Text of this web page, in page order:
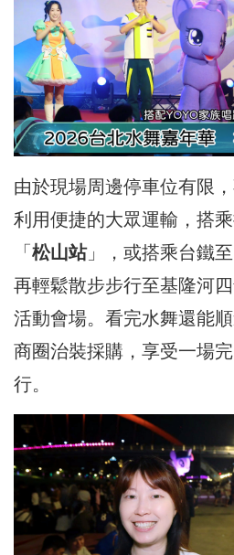
由於現場周邊停車位有限
利用便捷的大眾運輸，搭
「 松山站」，或搭乘台鐵至
再輕鬆散步步行至基隆河
活動會場。看完水舞還能
商圈治裝採購，享受一場
行。